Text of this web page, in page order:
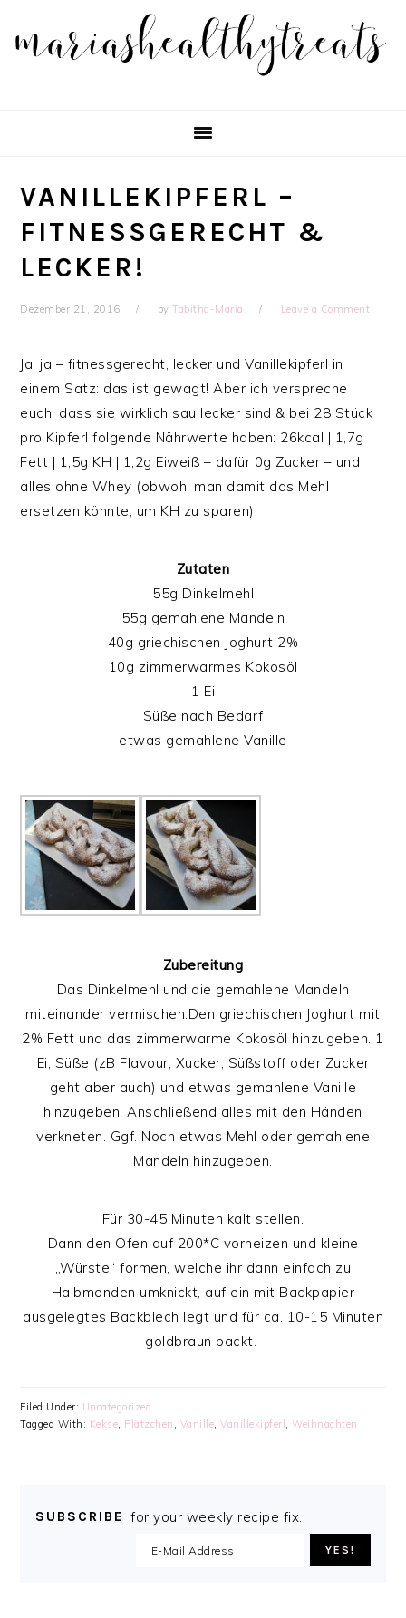
primary
primary
footer
VANILLEKIPFERL –
FITNESSGERECHT &
LECKER!
Dezember 21, 2016 byTabitha-Maria Leave a Comment
Ja, ja – fitnessgerecht, lecker und Vanillekipferl in
einem Satz: das ist gewagt! Aber ich verspreche
euch, dass sie wirklich sau lecker sind & bei 28 Stück
pro Kipferl folgende Nährwerte haben: 26kcal | 1,7g
Fett | 1,5g KH | 1,2g Eiweiß – dafür 0g Zucker – und
alles ohne Whey (obwohl man damit das Mehl
ersetzen könnte, um KH zu sparen).
Zutaten
55g Dinkelmehl
55g gemahlene Mandeln
40g griechischen Joghurt 2%
10g zimmerwarmes Kokosöl
1 Ei
Süße nach Bedarf
etwas gemahlene Vanille
Zubereitung
Das Dinkelmehl und die gemahlene Mandeln
miteinander vermischen.Den griechischen Joghurt mit
2% Fett und das zimmerwarme Kokosöl hinzugeben. 1
Ei, Süße (zB Flavour, Xucker, Süßstoff oder Zucker
geht aber auch) und etwas gemahlene Vanille
hinzugeben. Anschließend alles mit den Händen
verkneten. Ggf. Noch etwas Mehl oder gemahlene
Mandeln hinzugeben.
Für 30-45 Minuten kalt stellen.
Dann den Ofen auf 200*C vorheizen und kleine
„Würste“ formen, welche ihr dann einfach zu
Halbmonden umknickt, auf ein mit Backpapier
ausgelegtes Backblech legt und für ca. 10-15 Minuten
goldbraun backt.
Filed Under: Uncategorized
Tagged With: Kekse, Plätzchen , Vanille,Vanillekipferl ,Weihnachten
SUBSCRIBE for your weekly recipe fix.